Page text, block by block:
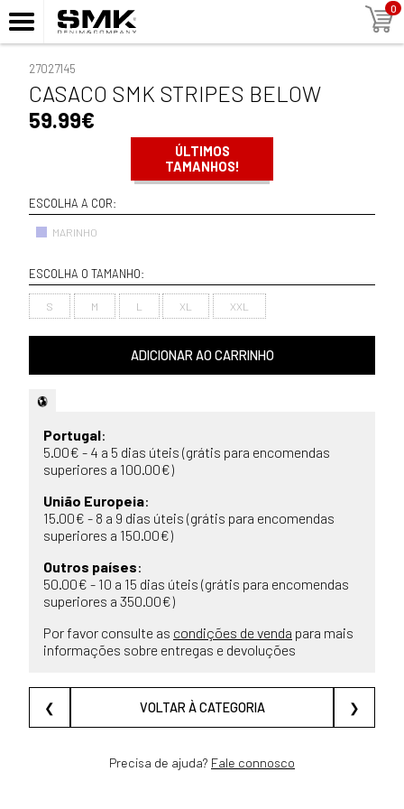
0
27027145
CASACO SMK STRIPES BELOW
59.99€
ÚLTIMOS
TAMANHOS!
ESCOLHA A COR:
MARINHO
ESCOLHA O TAMANHO:
S M L XL XXL
ADICIONAR AO CARRINHO
Portugal:
5.00€ - 4 a 5 dias úteis (grátis para encomendas
superiores a 100.00€)
União Europeia:
15.00€ - 8 a 9 dias úteis (grátis para encomendas
superiores a 150.00€)
Outros países:
50.00€ - 10 a 15 dias úteis (grátis para encomendas
superiores a 350.00€)
Por favor consulte as condições de venda para mais
informações sobre entregas e devoluções
❮ VOLTAR À CATEGORIA ❯
Precisa de ajuda? Fale connosco